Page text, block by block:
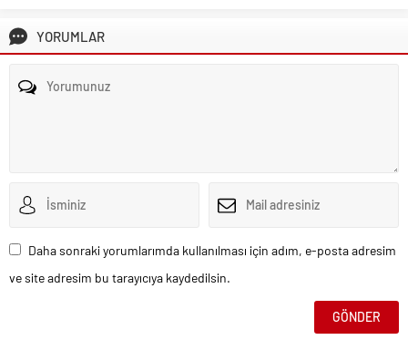
YORUMLAR
Daha sonraki yorumlarımda kullanılması için adım, e-posta adresim
ve site adresim bu tarayıcıya kaydedilsin.